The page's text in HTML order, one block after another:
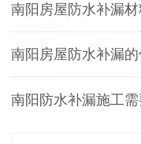
南阳房屋防水补漏材
南阳防水补漏施工需